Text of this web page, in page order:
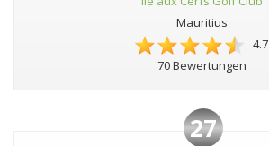
Mauritius
4.7
70 Bewertungen
27